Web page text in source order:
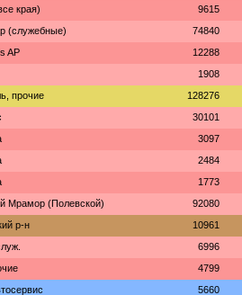
края) 9615
(служебные) 74840
AP 12288
1908
прочие 128276
30101
3097
2484
1773
Мрамор (Полевской) 92080
р-н 10961
6996
4799
5660